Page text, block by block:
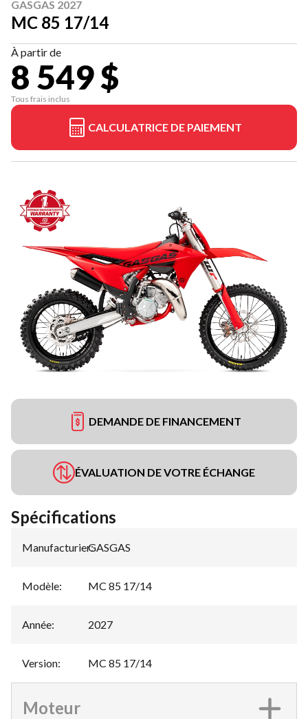
GASGAS 2027
MC 85 17/14
À partir de
8 549 $
Tous frais inclus
CALCULATRICE DE PAIEMENT
DEMANDE DE FINANCEMENT
ÉVALUATION DE VOTRE ÉCHANGE
Spécifications
Manufacturier:
GASGAS
Modèle: MC 85 17/14
Année: 2027
Version: MC 85 17/14
Moteur